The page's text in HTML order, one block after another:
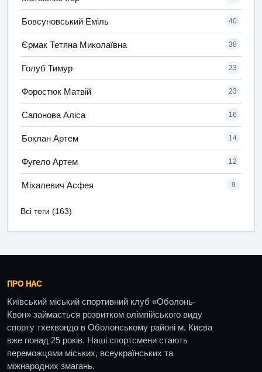
Бовсуновський Еміль 40
Єрмак Тетяна Миколаївна 38
Голуб Тимур 23
Форостюк Матвій 23
Сапонова Аліса 16
Боклан Артем 14
Фугело Артем 12
Міхалевич Асфея 9
Всі теги (163)
ПРО НАС
Київський міський спортивний клуб «Оболонь-
Квон» займається розвитком олімпійського виду
спорту тхеквондо в Оболонському районі м. Києва
вже понад 25 років. Наші спортсмени стають
переможцями міських, всеукраїнських та
міжнародних змагань.